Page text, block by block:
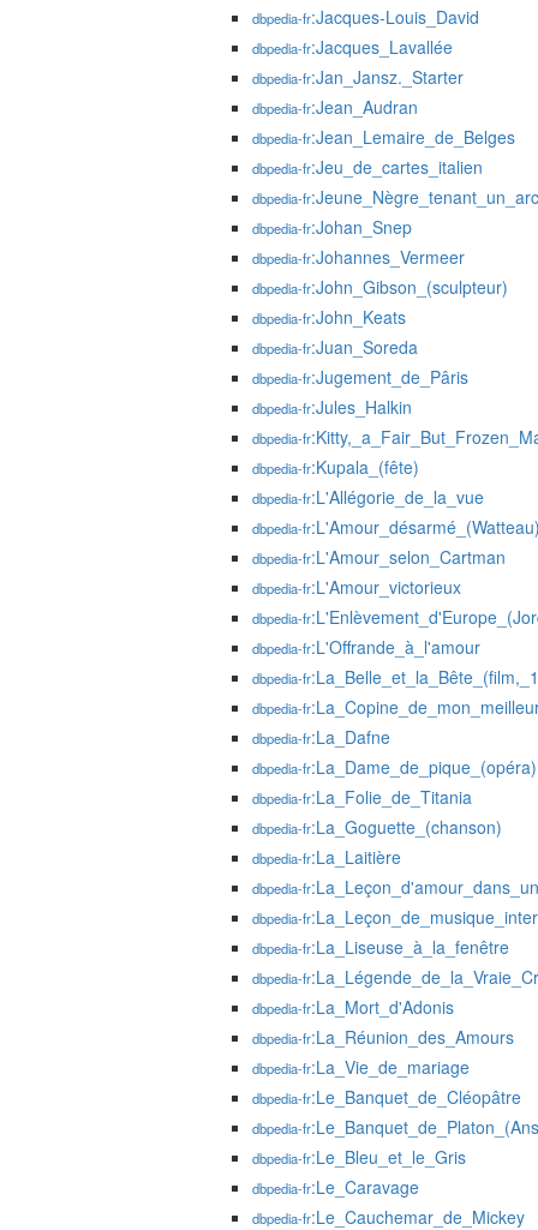
dbpedia-fr:Jacques-Louis_David
dbpedia-fr:Jacques_Lavallée
dbpedia-fr:Jan_Jansz._Starter
dbpedia-fr:Jean_Audran
dbpedia-fr:Jean_Lemaire_de_Belges
dbpedia-fr:Jeu_de_cartes_italien
dbpedia-fr:Jeune_Nègre_tenant_un_arc
dbpedia-fr:Johan_Snep
dbpedia-fr:Johannes_Vermeer
dbpedia-fr:John_Gibson_(sculpteur)
dbpedia-fr:John_Keats
dbpedia-fr:Juan_Soreda
dbpedia-fr:Jugement_de_Pâris
dbpedia-fr:Jules_Halkin
dbpedia-fr
dbpedia-fr:Kupala_(fête)
dbpedia-fr:L'Allégorie_de_la_vue
dbpedia-fr
dbpedia-fr:L'Amour_selon_Cartman
dbpedia-fr:L'Amour_victorieux
dbpedia-fr
dbpedia-fr:L'Offrande_à_l'amour
dbpedia-fr
dbpedia-fr
dbpedia-fr:La_Dafne
dbpedia-fr:La_Dame_de_pique_(opéra)
dbpedia-fr:La_Folie_de_Titania
dbpedia-fr:La_Goguette_(chanson)
dbpedia-fr:La_Laitière
dbpedia-fr
dbpedia-fr
dbpedia-fr:La_Liseuse_à_la_fenêtre
dbpedia-fr
dbpedia-fr:La_Mort_d'Adonis
dbpedia-fr:La_Réunion_des_Amours
dbpedia-fr:La_Vie_de_mariage
dbpedia-fr:Le_Banquet_de_Cléopâtre
dbpedia-fr
dbpedia-fr:Le_Bleu_et_le_Gris
dbpedia-fr:Le_Caravage
dbpedia-fr:Le_Cauchemar_de_Mickey